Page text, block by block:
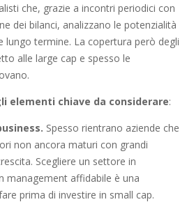
che, grazie a incontri periodici con
dei bilanci, analizzano le potenzialità
lungo termine. La copertura però degli
alle large cap e spesso le
elementi chiave da considerare:
Spesso rientrano aziende che
non ancora maturi con grandi
Scegliere un settore in
management affidabile è una
prima di investire in small cap.